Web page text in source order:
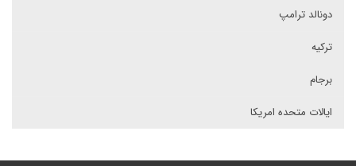
دونالد ترامپ
ترکیه
برجام
ایالات متحده امریکا